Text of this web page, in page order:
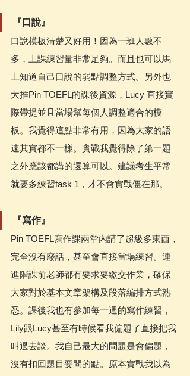
『口說』
口說模板清楚又好用！因為一班人數不
多，上課練習量非常足夠。而且也可以馬
上知道自己口說的弱點調整方式。另外也
大推Pin TOEFL的課後資源，Lucy 直接實
際帶提並且當場幫每個人調整適合的模
板。我覺得這點非常有用，因為大家的語
速其實都不一樣。實戰我覺得除了第一題
之外應該都講的還算可以。建議考生平常
就要多練習task 1，才不會實戰僵在那。
『寫作』
Pin TOEFL寫作課兩堂內講了超級多東西，
完全沒有廢話，甚至會直接當場練習。連
進階課前老師都有要求要繳交作業，確保
大家對於基本文章架構及段落編排方式熟
悉。課後我也有參加每一週的寫作練習，
Lily跟Lucy甚至有時候看我偏題了直接把我
叫過去談。我自己最大的問題是會偏題，
沒有扣回題目要問的點。原本實戰我以為